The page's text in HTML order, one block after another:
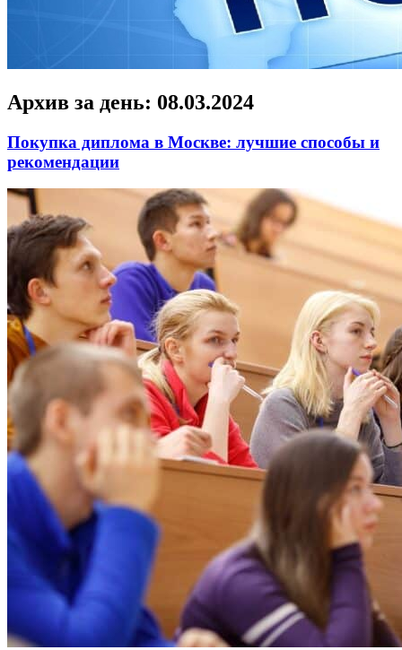
Архив за день: 08.03.2024
Покупка диплома в Москве: лучшие способы и
рекомендации